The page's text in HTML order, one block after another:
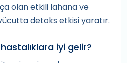
olan etkili lahana ve
detoks etkisi yaratır.
iyi gelir?